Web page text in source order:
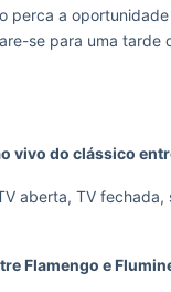
perca a
se para uma
vivo do clássico
aberta, TV
Flamengo e